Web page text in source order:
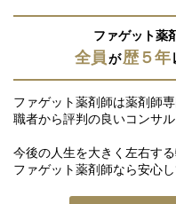
ファゲット薬
全員が歴５年
ファゲット薬剤師は薬剤師
職者から評判の良いコンサ
今後の人生を大きく左右する
ファゲット薬剤師なら安心